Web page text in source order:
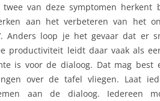
van deze symptomen
aan het verbeteren van het
Anders loop je het gevaar dat er
productiviteit leidt daar vaak als
is voor de dialoog. Dat mag best
over de tafel vliegen. Laat
aan de dialoog. Iedereen